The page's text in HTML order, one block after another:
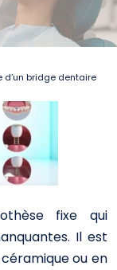
d’un bridge dentaire
fixe qui
Il est
ou en